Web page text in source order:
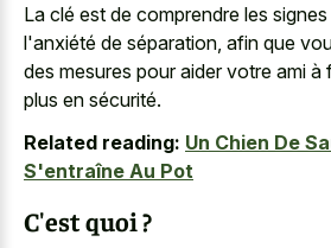
La clé est de comprendre les
l'anxiété de séparation, afin que
des mesures pour aider votre ami à
plus en sécurité.
Related reading: Un Chien De
S'entraîne Au Pot
C'est quoi ?